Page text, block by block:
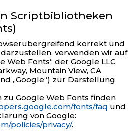
Scriptbibliotheken
korrekt und
verwenden wir auf
Web Fonts“ der Google LLC
Mountain View, CA
„Google“) zur Darstellung
Google Web Fonts finden
fonts/faq und
von Google:
policies/privacy/.